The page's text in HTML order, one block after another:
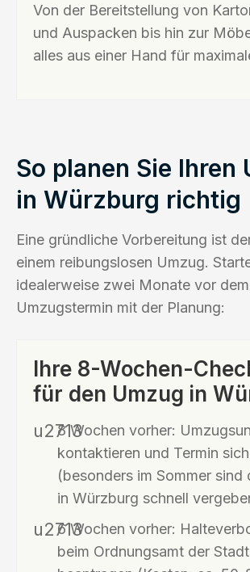
Von der Bereitstellung von
und Auspacken bis hin zur
alles aus einer Hand für
So planen Sie Ihren
in Würzburg richtig
Eine gründliche Vorbereitung ist
einem reibungslosen Umzug.
idealerweise zwei Monate vor dem
Umzugstermin mit der Planung:
Ihre 8-Wochen-
für den Umzug in
8 Wochen vorher:
kontaktieren und Termin
(besonders im Sommer sind
in Würzburg schnell
6 Wochen vorher:
beim Ordnungsamt der